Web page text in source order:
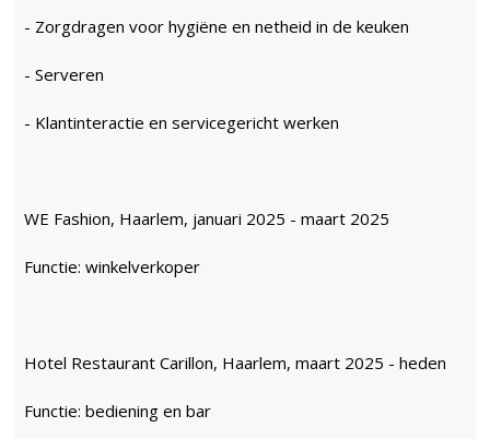
- Zorgdragen voor hygiëne en netheid in de keuken
- Serveren
- Klantinteractie en servicegericht werken
WE Fashion, Haarlem, januari 2025 - maart 2025
Functie: winkelverkoper
Hotel Restaurant Carillon, Haarlem, maart 2025 - heden
Functie: bediening en bar